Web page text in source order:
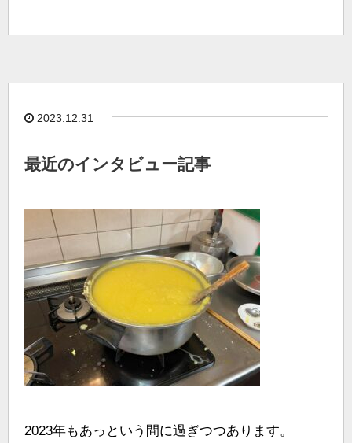
2023.12.31
最近のインタビュー記事
2023年もあっという間に過ぎつつあります。